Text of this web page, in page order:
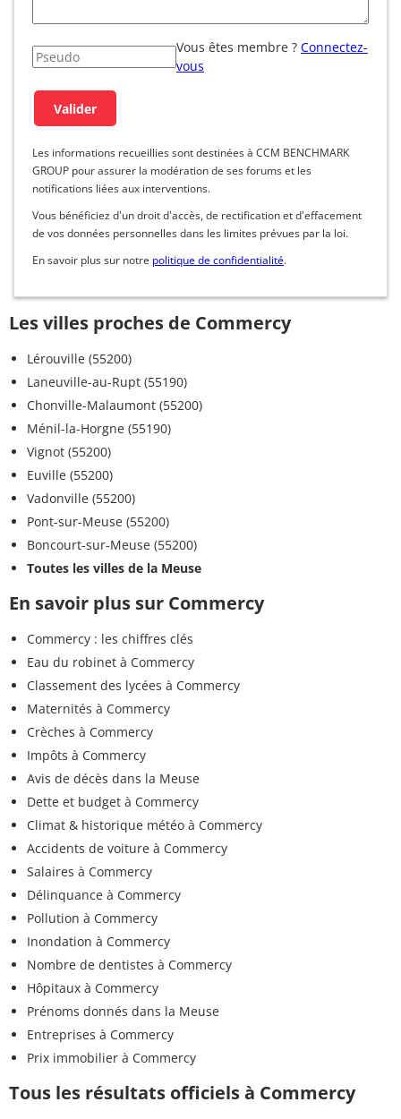
Vous êtes membre ? Connectez-
vous
Les informations recueillies sont destinées à CCM BENCHMARK
GROUP pour assurer la modération de ses forums et les
notifications liées aux interventions.
Vous bénéficiez d'un droit d'accès, de rectification et d'effacement
de vos données personnelles dans les limites prévues par la loi.
En savoir plus sur notre politique de confidentialité.
Les villes proches de Commercy
Lérouville (55200)
Laneuville-au-Rupt (55190)
Chonville-Malaumont (55200)
Ménil-la-Horgne (55190)
Vignot (55200)
Euville (55200)
Vadonville (55200)
Pont-sur-Meuse (55200)
Boncourt-sur-Meuse (55200)
Toutes les villes de la Meuse
En savoir plus sur Commercy
Commercy : les chiffres clés
Eau du robinet à Commercy
Classement des lycées à Commercy
Maternités à Commercy
Crèches à Commercy
Impôts à Commercy
Avis de décès dans la Meuse
Dette et budget à Commercy
Climat & historique météo à Commercy
Accidents de voiture à Commercy
Salaires à Commercy
Délinquance à Commercy
Pollution à Commercy
Inondation à Commercy
Nombre de dentistes à Commercy
Hôpitaux à Commercy
Prénoms donnés dans la Meuse
Entreprises à Commercy
Prix immobilier à Commercy
Tous les résultats officiels à Commercy